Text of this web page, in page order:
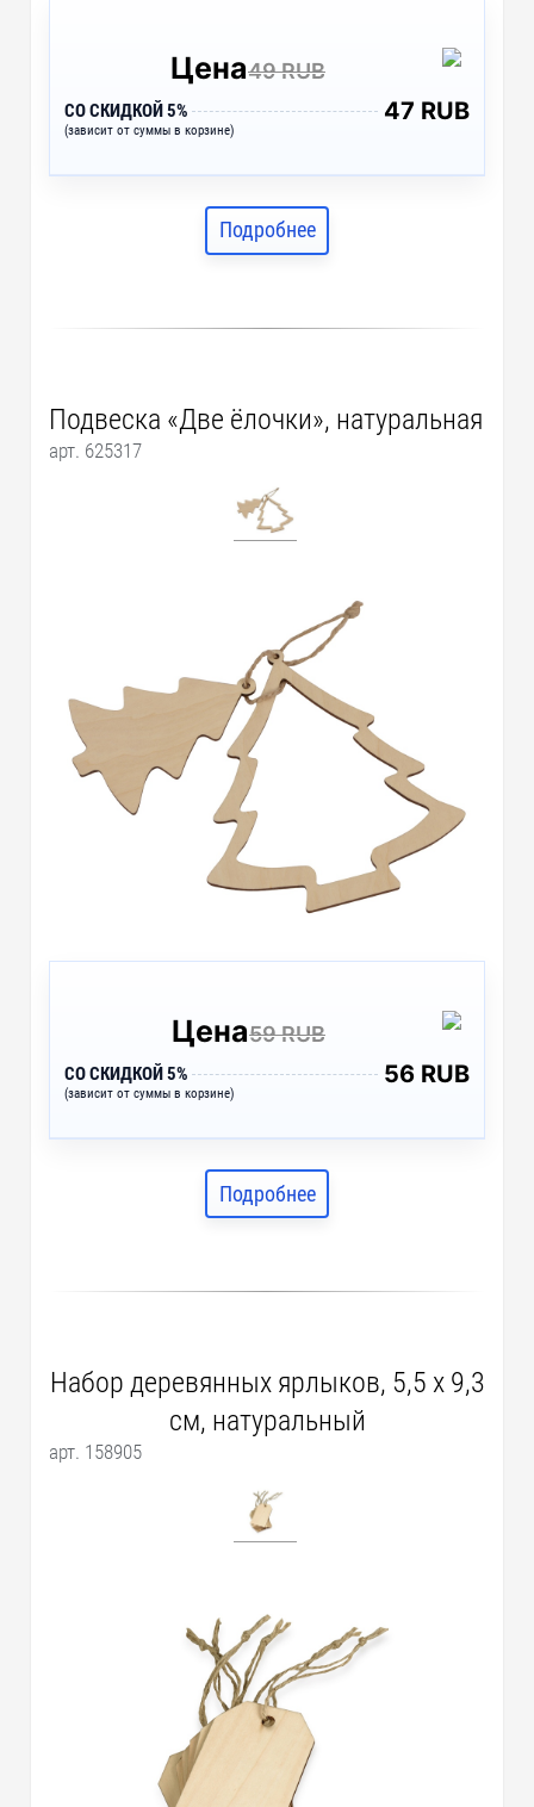
Цена49 RUB
СО СКИДКОЙ 5%
(зависит от суммы в корзине)
47 RUB
Подробнее
Подвеска «Две ёлочки», натуральная
арт. 625317
Цена59 RUB
СО СКИДКОЙ 5%
(зависит от суммы в корзине)
56 RUB
Подробнее
Набор деревянных ярлыков, 5,5 х 9,3
см, натуральный
арт. 158905